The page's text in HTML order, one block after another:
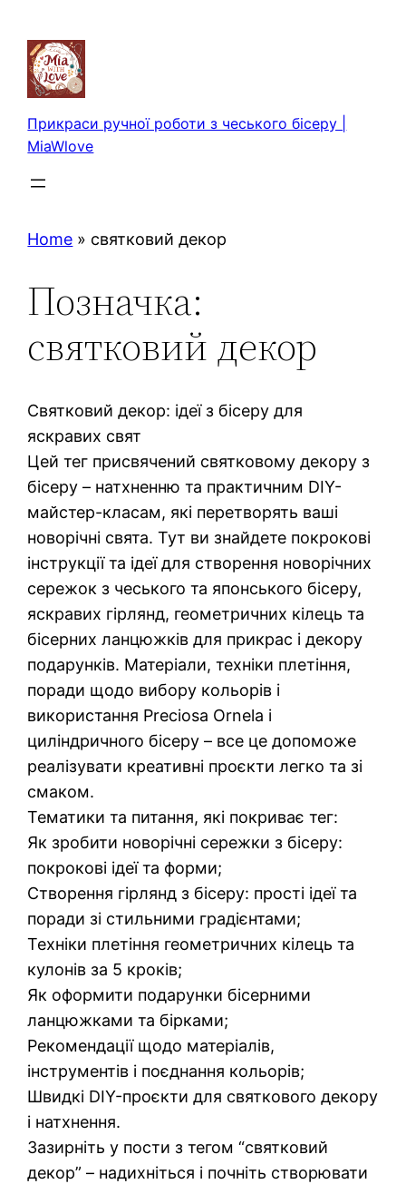
вмісту
Прикраси ручної роботи з чеського бісеру |
MiaWlove
Home » святковий декор
Позначка:
святковий декор
Святковий декор: ідеї з бісеру для
яскравих свят
Цей тег присвячений святковому декору з
бісеру – натхненню та практичним DIY-
майстер-класам, які перетворять ваші
новорічні свята. Тут ви знайдете покрокові
інструкції та ідеї для створення новорічних
сережок з чеського та японського бісеру,
яскравих гірлянд, геометричних кілець та
бісерних ланцюжків для прикрас і декору
подарунків. Матеріали, техніки плетіння,
поради щодо вибору кольорів і
використання Preciosa Ornela і
циліндричного бісеру – все це допоможе
реалізувати креативні проєкти легко та зі
смаком.
Тематики та питання, які покриває тег:
Як зробити новорічні сережки з бісеру:
покрокові ідеї та форми;
Створення гірлянд з бісеру: прості ідеї та
поради зі стильними градієнтами;
Техніки плетіння геометричних кілець та
кулонів за 5 кроків;
Як оформити подарунки бісерними
ланцюжками та бірками;
Рекомендації щодо матеріалів,
інструментів і поєднання кольорів;
Швидкі DIY-проєкти для святкового декору
і натхнення.
Зазирніть у пости з тегом “святковий
декор” – надихніться і почніть створювати